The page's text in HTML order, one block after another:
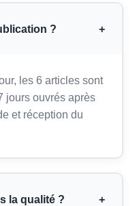
? +
les 6 articles sont
jours ouvrés après
et réception du
la qualité ? +